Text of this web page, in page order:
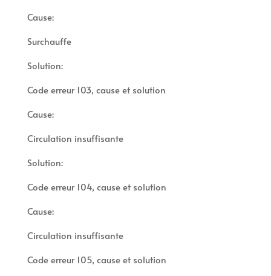
Cause:
Surchauffe
Solution:
Code erreur 103, cause et solution
Cause:
Circulation insuffisante
Solution:
Code erreur 104, cause et solution
Cause:
Circulation insuffisante
Code erreur 105, cause et solution